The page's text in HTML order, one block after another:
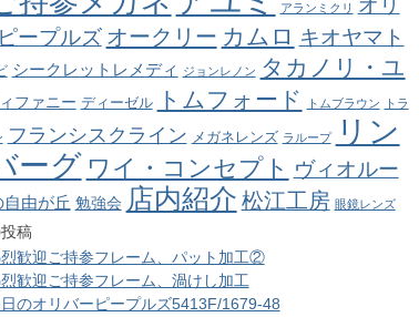
アランミクリ
オリ
ープルズ オークリー カムロ キオヤマト
シークレットレメディ ジョンレノン タカノリ・ユ
ファニー ディーゼル トムフォード トムブラウン トラ
フランシスクライン メガネレンズ ラループ
リン
ーグ ワイ・コンセプト ヴィオルー
由が丘 勉強会 店内紹介 松江工房 眼鏡レンズ
稿
歓迎ご持参フレーム、パット加工②
歓迎ご持参フレーム、渦けし加工
のオリバーピープルズ5413F/1679-48